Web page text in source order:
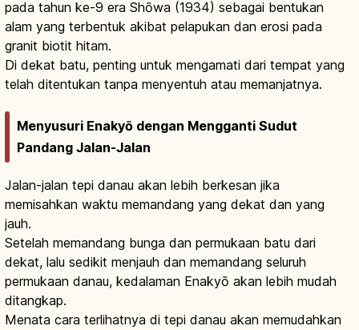
pada tahun ke-9 era Shōwa (1934) sebagai bentukan
alam yang terbentuk akibat pelapukan dan erosi pada
granit biotit hitam.
Di dekat batu, penting untuk mengamati dari tempat yang
telah ditentukan tanpa menyentuh atau memanjatnya.
Menyusuri Enakyō dengan Mengganti Sudut
Pandang Jalan-Jalan
Jalan-jalan tepi danau akan lebih berkesan jika
memisahkan waktu memandang yang dekat dan yang
jauh.
Setelah memandang bunga dan permukaan batu dari
dekat, lalu sedikit menjauh dan memandang seluruh
permukaan danau, kedalaman Enakyō akan lebih mudah
ditangkap.
Menata cara terlihatnya di tepi danau akan memudahkan